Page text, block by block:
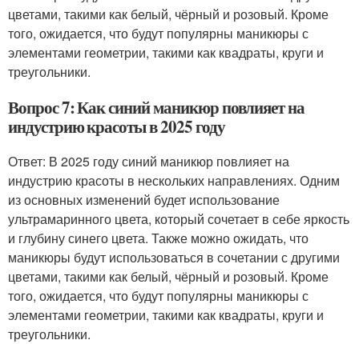
цветами, такими как белый, чёрный и розовый. Кроме
того, ожидается, что будут популярны маникюры с
элементами геометрии, такими как квадраты, круги и
треугольники.
Вопрос 7: Как синий маникюр повлияет на
индустрию красоты в 2025 году
Ответ: В 2025 году синий маникюр повлияет на
индустрию красоты в нескольких направлениях. Одним
из основных изменений будет использование
ультрамаринного цвета, который сочетает в себе яркость
и глубину синего цвета. Также можно ожидать, что
маникюры будут использоваться в сочетании с другими
цветами, такими как белый, чёрный и розовый. Кроме
того, ожидается, что будут популярны маникюры с
элементами геометрии, такими как квадраты, круги и
треугольники.